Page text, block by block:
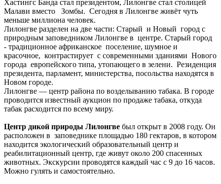
Хастингс Банда стал президентом, Лилонгве стал столицей
Малави вместо Зомбы. Сегодня в Лилонгве живёт чуть
меньше миллиона человек.
Лилонгве разделен на две части: Старый и Новый город с
природным заповедником Лилонгве в центре. Старый город
- традиционное африканское поселение, шумное и
красочное, контрастирует с современными зданиями Нового
города европейского типа, утопающего в зелени. Резиденция
президента, парламент, министерства, посольства находятся в
Новом городе.
Лилонгве — центр района по возделыванию табака. В городе
проводится известный аукцион по продаже табака, откуда
табак расходится по всему миру.
Центр дикой природы Лилонгве был открыт в 2008 году. Он
расположен в заповеднике площадью 180 гектаров, в котором
находится экологический образовательный центр и
реабилитационный центр, где живут около 200 спасенных
животных. Экскурсии проводятся каждый час с 9 до 16 часов.
Можно гулять и самостоятельно.